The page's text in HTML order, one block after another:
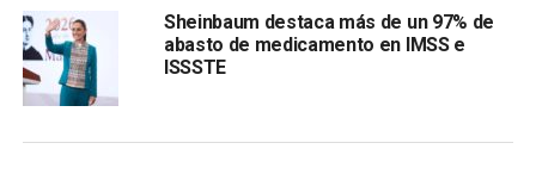
con las y los médicos residentes el día 17 de septiembre,
en donde se les informó que desde el viernes 13 de
septiembre el Gobierno Estatal a través de la Secretaría
Sheinbaum destaca más de un 97% de
abasto de medicamento en IMSS e
ISSSTE